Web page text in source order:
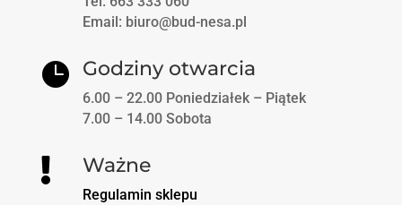
Email: biuro@bud-nesa.pl
 Godziny otwarcia
6.00 – 22.00 Poniedziałek – Piątek
7.00 – 14.00 Sobota
 Ważne
Regulamin sklepu